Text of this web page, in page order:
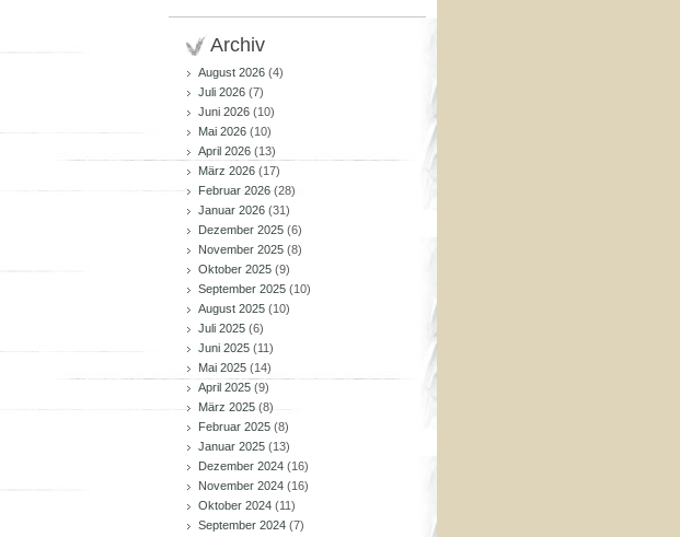
Archiv
August 2026 (4)
Juli 2026 (7)
Juni 2026 (10)
Mai 2026 (10)
April 2026 (13)
März 2026 (17)
Februar 2026 (28)
Januar 2026 (31)
Dezember 2025 (6)
November 2025 (8)
Oktober 2025 (9)
September 2025 (10)
August 2025 (10)
Juli 2025 (6)
Juni 2025 (11)
Mai 2025 (14)
April 2025 (9)
März 2025 (8)
Februar 2025 (8)
Januar 2025 (13)
Dezember 2024 (16)
November 2024 (16)
Oktober 2024 (11)
September 2024 (7)